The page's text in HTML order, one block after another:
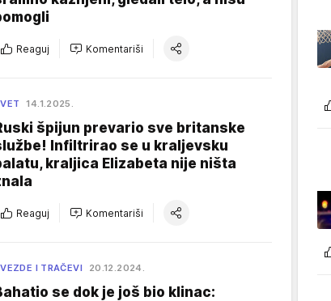
Reaguj Komentariši
14.1.2025.
špijun prevario sve britanske
Infiltrirao se u kraljevsku
kraljica Elizabeta nije ništa
Reaguj Komentariši
I TRAČEVI 20.12.2024.
se dok je još bio klinac: